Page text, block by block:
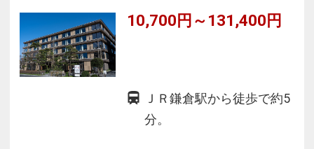
10,700円～131,400円
ＪＲ鎌倉駅から徒歩で約5
分。